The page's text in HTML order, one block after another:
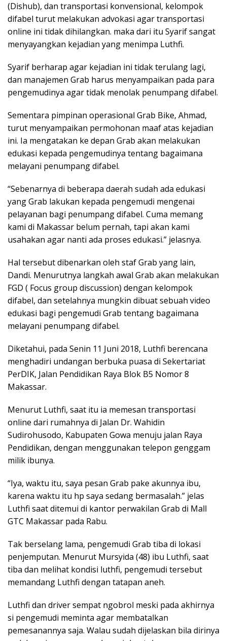
(Dishub), dan transportasi konvensional, kelompok
difabel turut melakukan advokasi agar transportasi
online ini tidak dihilangkan. maka dari itu Syarif sangat
menyayangkan kejadian yang menimpa Luthfi.
Syarif berharap agar kejadian ini tidak terulang lagi,
dan manajemen Grab harus menyampaikan pada para
pengemudinya agar tidak menolak penumpang difabel.
Sementara pimpinan operasional Grab Bike, Ahmad,
turut menyampaikan permohonan maaf atas kejadian
ini. Ia mengatakan ke depan Grab akan melakukan
edukasi kepada pengemudinya tentang bagaimana
melayani penumpang difabel.
“Sebenarnya di beberapa daerah sudah ada edukasi
yang Grab lakukan kepada pengemudi mengenai
pelayanan bagi penumpang difabel. Cuma memang
kami di Makassar belum pernah, tapi akan kami
usahakan agar nanti ada proses edukasi.” jelasnya.
Hal tersebut dibenarkan oleh staf Grab yang lain,
Dandi. Menurutnya langkah awal Grab akan melakukan
FGD ( Focus group discussion) dengan kelompok
difabel, dan setelahnya mungkin dibuat sebuah video
edukasi bagi pengemudi Grab tentang bagaimana
melayani penumpang difabel.
Diketahui, pada Senin 11 Juni 2018, Luthfi berencana
menghadiri undangan berbuka puasa di Sekertariat
PerDIK, Jalan Pendidikan Raya Blok B5 Nomor 8
Makassar.
Menurut Luthfi, saat itu ia memesan transportasi
online dari rumahnya di Jalan Dr. Wahidin
Sudirohusodo, Kabupaten Gowa menuju jalan Raya
Pendidikan, dengan menggunakan telepon genggam
milik ibunya.
“Iya, waktu itu, saya pesan Grab pake akunnya ibu,
karena waktu itu hp saya sedang bermasalah.” jelas
Luthfi saat ditemui di kantor perwakilan Grab di Mall
GTC Makassar pada Rabu.
Tak berselang lama, pengemudi Grab tiba di lokasi
penjemputan. Menurut Mursyida (48) ibu Luthfi, saat
tiba dan melihat kondisi luthfi, pengemudi tersebut
memandang Luthfi dengan tatapan aneh.
Luthfi dan driver sempat ngobrol meski pada akhirnya
si pengemudi meminta agar membatalkan
pemesanannya saja. Walau sudah dijelaskan bila dirinya